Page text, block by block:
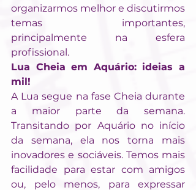
organizarmos melhor e discutirmos
temas importantes,
principalmente na esfera
profissional.
Lua Cheia em Aquário: ideias a
mil!
A Lua segue na fase Cheia durante
a maior parte da semana.
Transitando por Aquário no início
da semana, ela nos torna mais
inovadores e sociáveis. Temos mais
facilidade para estar com amigos
ou, pelo menos, para expressar